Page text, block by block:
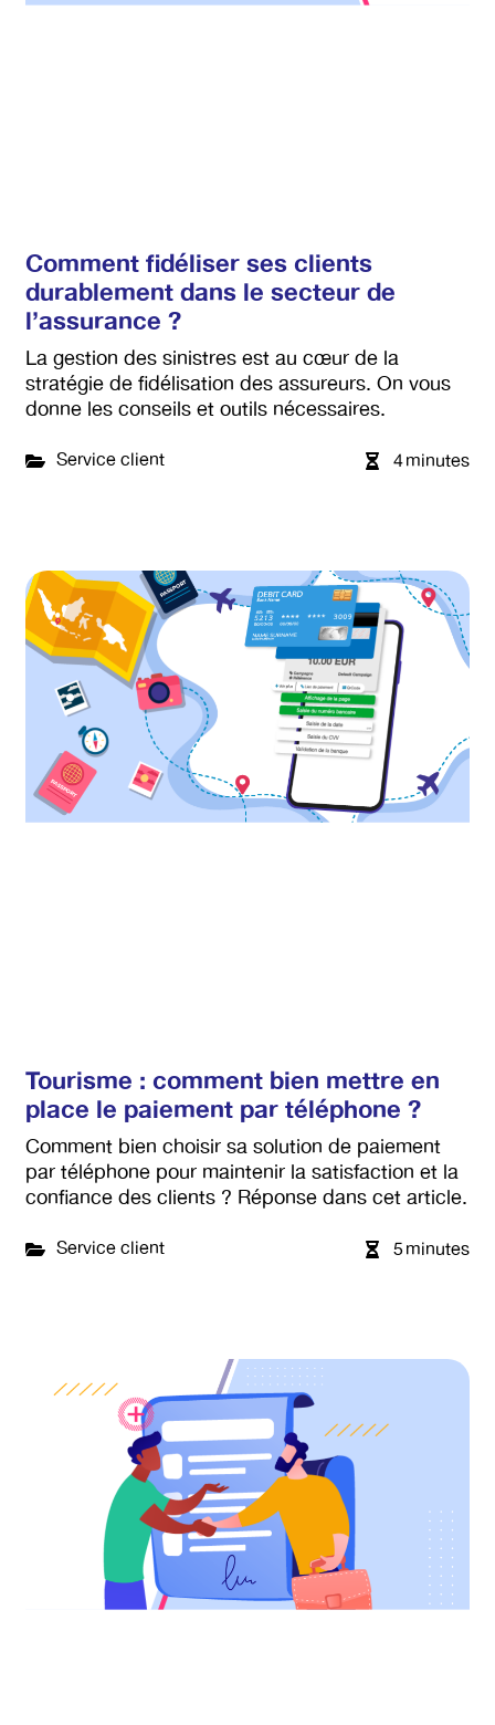
Service client
Comment fidéliser ses clients
durablement dans le secteur de
l’assurance ?
4minutes
La gestion des sinistres est au cœur de la
stratégie de fidélisation des assureurs. On vous
donne les conseils et outils nécessaires.
Service client
Tourisme : comment bien mettre en
place le paiement par téléphone ?
5minutes
Comment bien choisir sa solution de paiement
par téléphone pour maintenir la satisfaction et la
confiance des clients ? Réponse dans cet article.